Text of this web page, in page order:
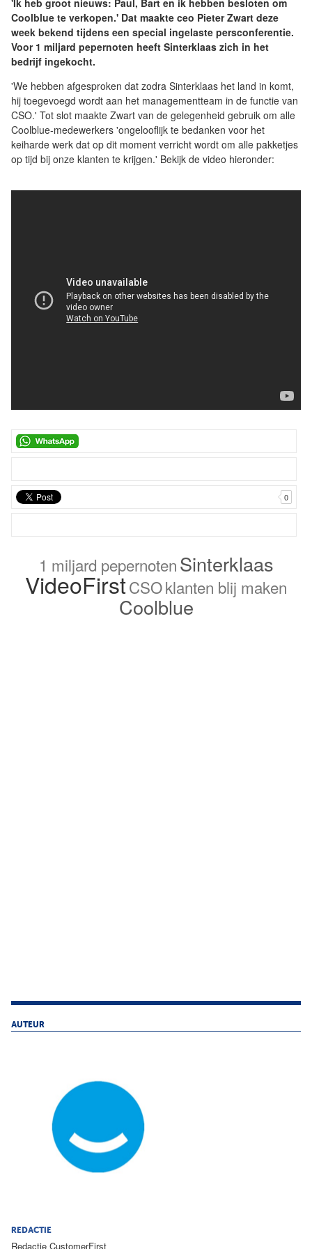
'Ik heb groot nieuws: Paul, Bart en ik hebben besloten om
Coolblue te verkopen.' Dat maakte ceo Pieter Zwart deze
week bekend tijdens een special ingelaste persconferentie.
Voor 1 miljard pepernoten heeft Sinterklaas zich in het
bedrijf ingekocht.
'We hebben afgesproken dat zodra Sinterklaas het land in komt,
hij toegevoegd wordt aan het managementteam in de functie van
CSO.' Tot slot maakte Zwart van de gelegenheid gebruik om alle
Coolblue-medewerkers 'ongelooflijk te bedanken voor het
keiharde werk dat op dit moment verricht wordt om alle pakketjes
op tijd bij onze klanten te krijgen.' Bekijk de video hieronder:
0
1 miljard pepernotenSinterklaas
VideoFirstCSOklanten blij maken
Coolblue
AUTEUR
REDACTIE
Redactie CustomerFirst